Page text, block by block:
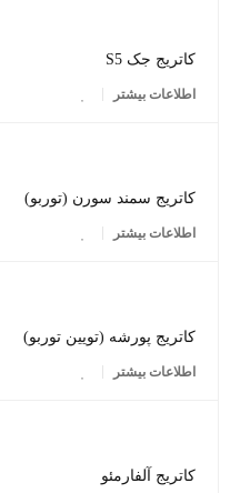
کاتریج جک S5
اطلاعات بیشتر
کاتریج سمند سورن (توربو)
اطلاعات بیشتر
کاتریج پورشه (تویین توربو)
اطلاعات بیشتر
کاتریج آلفارمئو